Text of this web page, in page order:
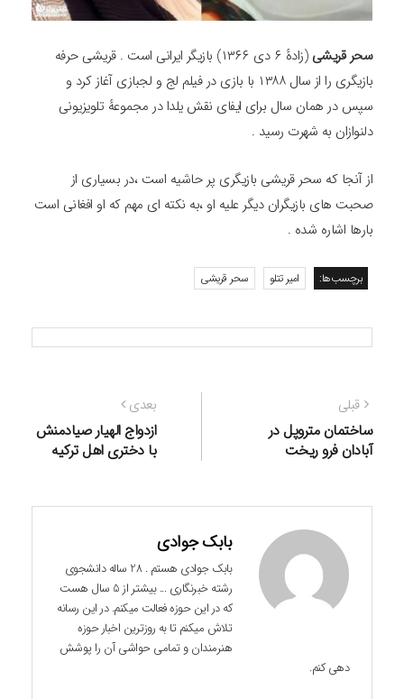
سحر قریشی
(زادهٔ ۶ دی ۱۳۶۶) بازیگر ایرانی است . قریشی حرفه
بازیگری را از سال ۱۳۸۸ با بازی در فیلم لج و لجبازی آغاز کرد و
سپس در همان سال برای ایفای نقش یلدا در مجموعهٔ تلویزیونی
دلنوازان به شهرت رسید .
از آنجا که سحر قریشی بازیگری پر حاشیه است ،در بسیاری از
صحبت های بازیگران دیگر علیه او ،به نکته ای مهم که او افغانی است
بارها اشاره شده .
برچسب‌ها: امیر تتلو سحر قریشی
راهبری
نوشته
قبلی
قبلی:
ساختمان متروپل در
آبادان فرو ریخت
بعدی
بعدی:
ازدواج الهیار صیادمنش
با دختری اهل ترکیه
بابک جوادی
بابک جوادی هستم . 28 ساله دانشجوی
رشته خبرنگاری ... بیشتر از 5 سال هست
که در این حوزه فعالت میکنم. در این رسانه
تلاش میکنم تا به روزترین اخبار حوزه
هنرمندان و تمامی حواشی آن را پوشش
دهی کنم.